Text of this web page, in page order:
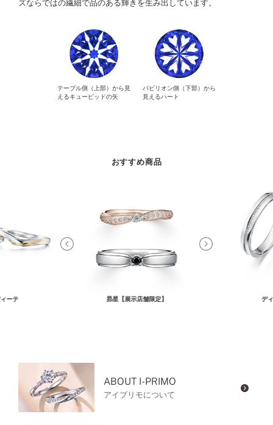
ズならではの繊細で品のある輝きを生み出しています。
テーブル側（上部）から見
えるキューピッドの矢
パビリオン側（下部）から
見えるハート
おすすめ商品
ーテ 昴星【展示店舗限定】 デ
ABOUT I-PRIMO
アイプリモについて